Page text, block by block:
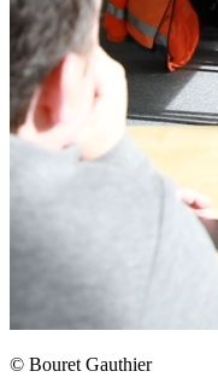
© Bouret Gauthier